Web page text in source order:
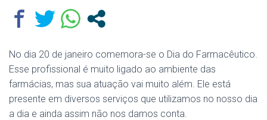
No dia 20 de janeiro comemora-se o Dia do Farmacêutico.
Esse profissional é muito ligado ao ambiente das
farmácias, mas sua atuação vai muito além. Ele está
presente em diversos serviços que utilizamos no nosso dia
a dia e ainda assim não nos damos conta.